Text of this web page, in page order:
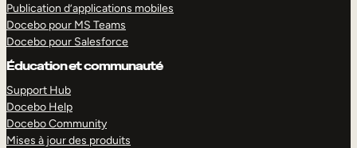
Publication d’applications mobiles
Docebo pour MS Teams
Docebo pour Salesforce
Éducation et communauté
Support Hub
Docebo Help
Docebo Community
Mises à jour des produits